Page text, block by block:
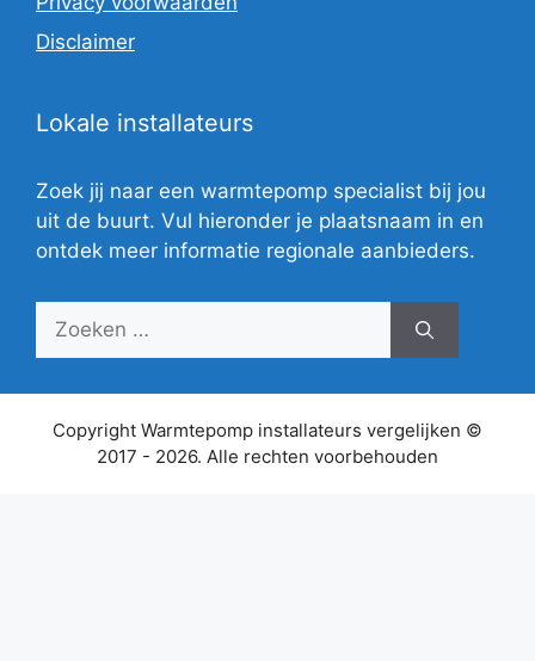
Disclaimer
Lokale installateurs
Zoek jij naar een warmtepomp specialist bij jou
uit de buurt. Vul hieronder je plaatsnaam in en
ontdek meer informatie regionale aanbieders.
Zoek
Copyright Warmtepomp installateurs vergelijken ©
2017 - 2026. Alle rechten voorbehouden